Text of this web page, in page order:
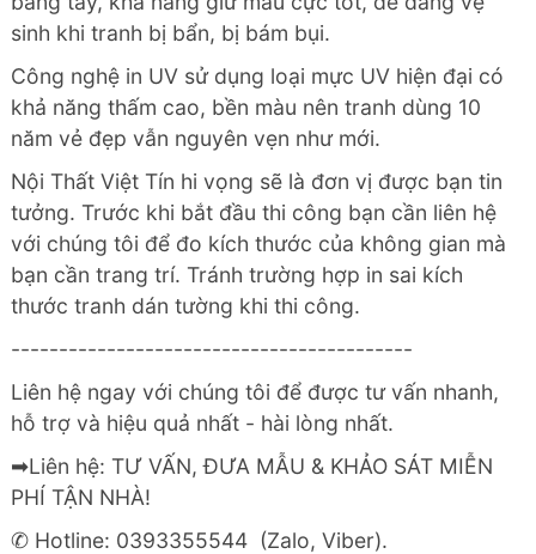
sinh khi tranh bị bẩn, bị bám bụi.
Công nghệ in UV sử dụng loại mực UV hiện đại có
khả năng thấm cao, bền màu nên tranh dùng 10
năm vẻ đẹp vẫn nguyên vẹn như mới.
Nội Thất Việt Tín hi vọng sẽ là đơn vị được bạn tin
tưởng. Trước khi bắt đầu thi công bạn cần liên hệ
với chúng tôi để đo kích thước của không gian mà
bạn cần trang trí. Tránh trường hợp in sai kích
thước tranh dán tường khi thi công.
------------------------------------------
Liên hệ ngay với chúng tôi để được tư vấn nhanh,
hỗ trợ và hiệu quả nhất - hài lòng nhất.
➡Liên hệ: TƯ VẤN, ĐƯA MẪU & KHẢO SÁT MIỄN
PHÍ TẬN NHÀ!
✆ Hotline: 0393355544 (Zalo, Viber).